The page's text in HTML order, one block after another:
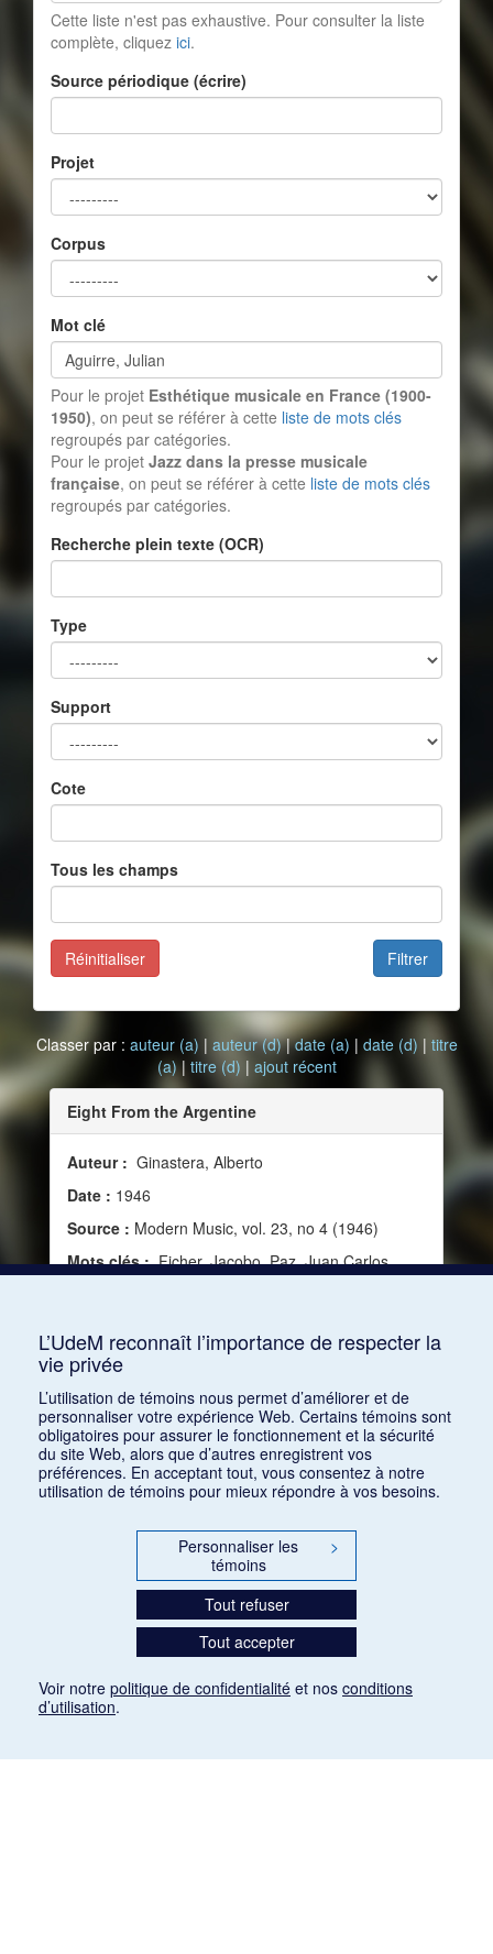
Cette liste n'est pas exhaustive. Pour consulter la liste
complète, cliquez ici.
Source périodique (écrire)
Projet
Corpus
Mot clé
Pour le projet Esthétique musicale en France (1900-
1950), on peut se référer à cette liste de mots clés
regroupés par catégories.
Pour le projet Jazz dans la presse musicale
française, on peut se référer à cette liste de mots clés
regroupés par catégories.
Recherche plein texte (OCR)
Type
Support
Cote
Tous les champs
Filtrer
Réinitialiser
Classer par : auteur (a) | auteur (d)|date (a) | date (d) | titre
(a)| titre (d) | ajout récent
Eight From the Argentine
Auteur : Ginastera, Alberto
Date : 1946
Source : Modern Music, vol. 23, no 4 (1946)
Mots clés :Ficher, Jacobo, Paz, Juan Carlos,
L’UdeM reconnaît l’importance de respecter la
vie privée
L’utilisation de témoins nous permet d’améliorer et de
personnaliser votre expérience Web. Certains témoins sont
obligatoires pour assurer le fonctionnement et la sécurité
du site Web, alors que d’autres enregistrent vos
préférences. En acceptant tout, vous consentez à notre
utilisation de témoins pour mieux répondre à vos besoins.
Personnaliser les
témoins
>
Tout refuser
Tout accepter
Voir notre politique de confidentialité et nos conditions
d’utilisation.